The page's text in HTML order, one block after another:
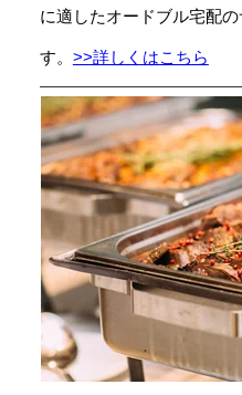
に適したオードブル宅配
す。 >>詳しくはこちら